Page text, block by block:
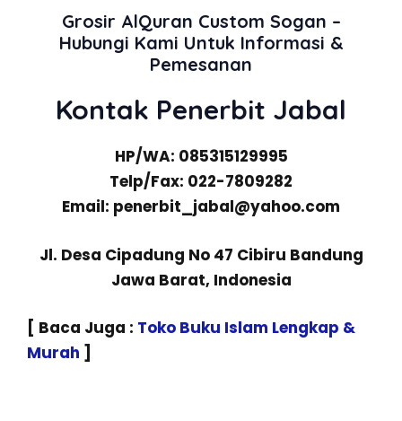
Grosir AlQuran Custom Sogan –
Hubungi Kami Untuk Informasi &
Pemesanan
Kontak Penerbit Jabal
HP/WA: 085315129995
Telp/Fax: 022-7809282
Email: penerbit_jabal@yahoo.com
Jl. Desa Cipadung No 47 Cibiru Bandung
Jawa Barat, Indonesia
[ Baca Juga : Toko Buku Islam Lengkap &
Murah ]